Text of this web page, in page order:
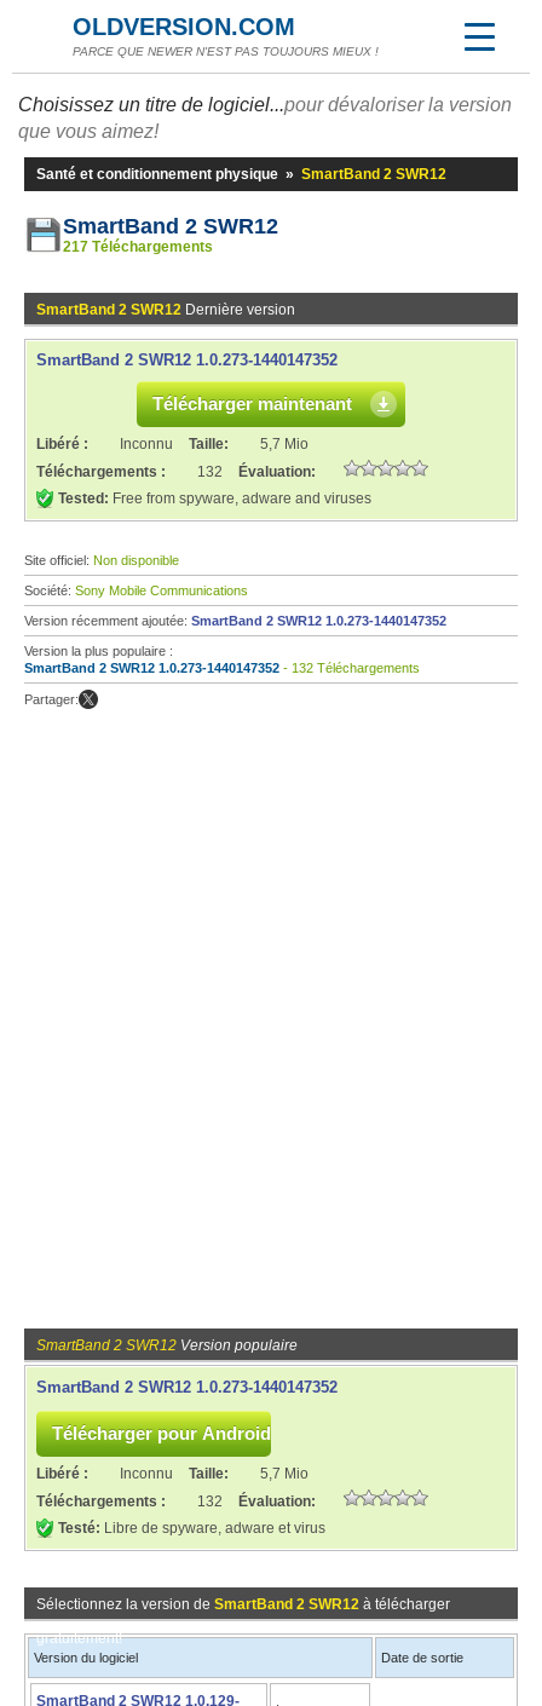
OLDVERSION.COM
PARCE QUE NEWER N'EST PAS TOUJOURS MIEUX !
Choisissez un titre de logiciel...pour dévaloriser la version
que vous aimez!
Santé et conditionnement physique » SmartBand 2 SWR12
SmartBand 2 SWR12
217 Téléchargements
SmartBand 2 SWR12 Dernière version
SmartBand 2 SWR12 1.0.273-1440147352
Télécharger maintenant
Libéré : Inconnu Taille:
5,7 Mio
Téléchargements :
132
Évaluation:
Tested: Free from spyware, adware and viruses
Site officiel: Non disponible
Société: Sony Mobile Communications
Version récemment ajoutée: SmartBand 2 SWR12 1.0.273-1440147352
Version la plus populaire :
SmartBand 2 SWR12 1.0.273-1440147352 - 132 Téléchargements
Partager:
SmartBand 2 SWR12 Version populaire
SmartBand 2 SWR12 1.0.273-1440147352
Libéré : Inconnu Taille:
5,7 Mio
Téléchargements :
132
Évaluation:
Testé: Libre de spyware, adware et virus
Sélectionnez la version de SmartBand 2 SWR12 à télécharger
gratuitement!
Version du logiciel Date de sortie
SmartBand 2 SWR12 1.0.129-